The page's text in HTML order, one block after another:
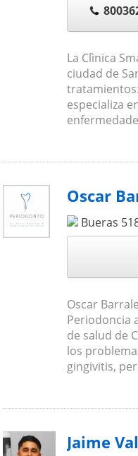
La Clìnica
ciudad de
especializa
Oscar
Bueras
Oscar
Periodoncia
de salud de
los
gingivitis,
Jaime